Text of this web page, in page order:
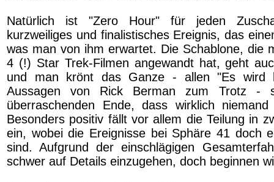
Natürlich ist "Zero Hour" für jeden
kurzweiliges und finalistisches Ereignis, das
was man von ihm erwartet. Die Schablone, die
4 (!) Star Trek-Filmen angewandt hat, geht
und man krönt das Ganze - allen "Es wird
Aussagen von Rick Berman zum Trotz -
überraschenden Ende, dass wirklich
Besonders positiv fällt vor allem die Teilung in
ein, wobei die Ereignisse bei Sphäre 41 doch
sind. Aufgrund der einschlägigen
schwer auf Details einzugehen, doch beginnen